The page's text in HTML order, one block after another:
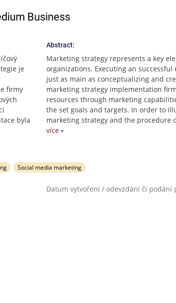
Business
je
firmy
byla
Abstract:
Marketing strategy represents a key
organizations. Executing an
just as main as conceptualizing and
marketing strategy implementation
resources through marketing
the set goals and targets. In order to
marketing strategy and the procedure
více
Social media marketing
Datum vytvoření / odevzdání či podání